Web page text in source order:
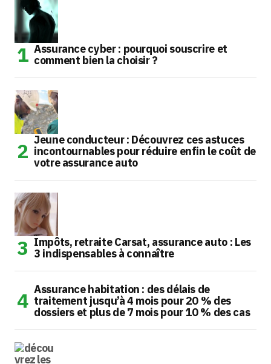
Assurance cyber : pourquoi souscrire et
comment bien la choisir ?
Jeune conducteur : Découvrez ces astuces
incontournables pour réduire enfin le coût de
votre assurance auto
Impôts, retraite Carsat, assurance auto : Les
3 indispensables à connaître
Assurance habitation : des délais de
traitement jusqu’à 4 mois pour 20 % des
dossiers et plus de 7 mois pour 10 % des cas